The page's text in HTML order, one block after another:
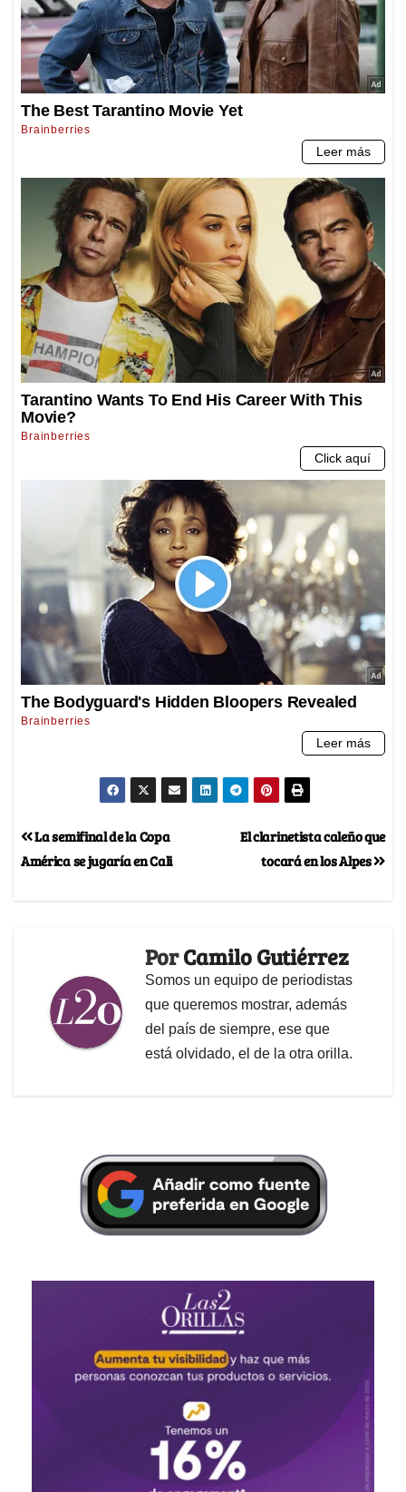
El clarinetista caleño que
tocará en los Alpes
La semifinal de la Copa
América se jugaría en Cali
PorCamilo Gutiérrez
Somos un equipo de periodistas
que queremos mostrar, además
del país de siempre, ese que
está olvidado, el de la otra orilla.